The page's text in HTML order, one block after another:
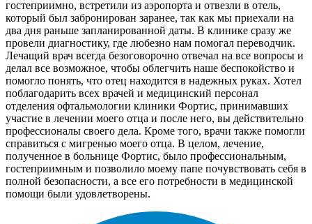
гостеприимно, встретили из аэропорта и отвезли в отель,
который был забронирован заранее, так как мы приехали на
два дня раньше запланированной даты. В клинике сразу же
провели диагностику, где любезно нам помогал переводчик.
Лечащий врач всегда безоговорочно отвечал на все вопросы и
делал все возможное, чтобы облегчить наше беспокойство и
помогло понять, что отец находится в надежных руках. Хотел
поблагодарить всех врачей и медицинский персонал
отделения офтальмологии клиники Фортис, принимавших
участие в лечении моего отца и после него, вы действительно
профессионалы своего дела. Кроме того, врачи также помогли
справиться с мигренью моего отца. В целом, лечение,
полученное в больнице Фортис, было профессиональным,
гостеприимным и позволило моему папе почувствовать себя в
полной безопасности, а все его потребности в медицинской
помощи были удовлетворены.